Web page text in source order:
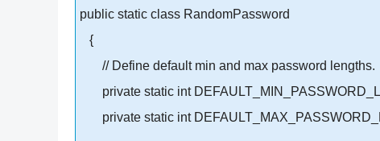
public static class RandomPassword
{
// Define default min and max password lengths.
private static int
private static int